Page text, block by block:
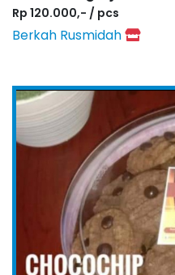
Rp 120.000,- / pcs
Berkah Rusmidah